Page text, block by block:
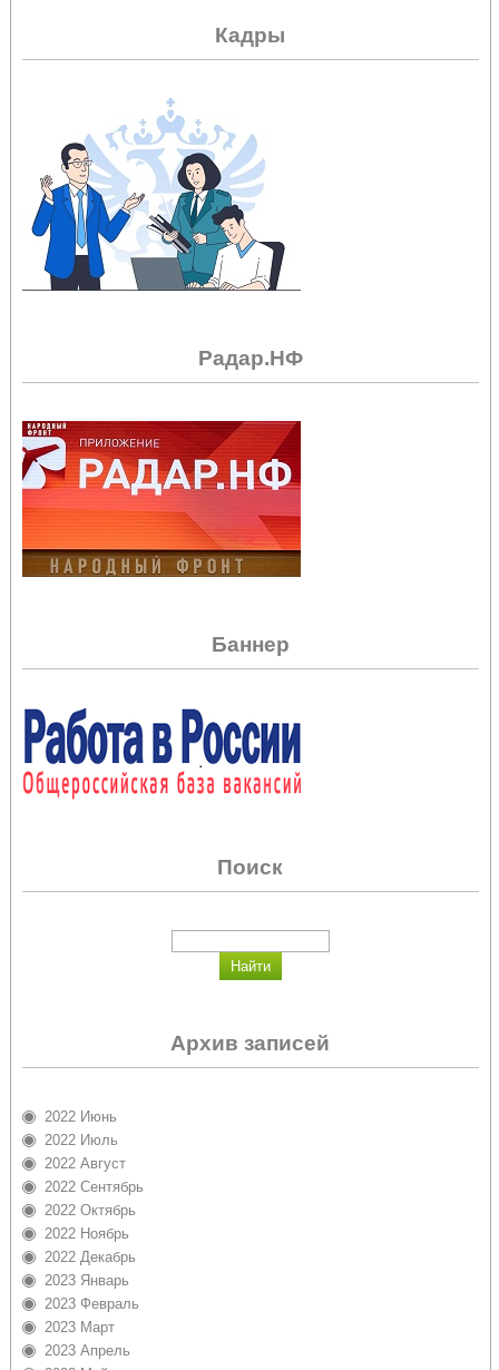
Кадры
Радар.НФ
Баннер
Поиск
Архив записей
2022 Июнь
2022 Июль
2022 Август
2022 Сентябрь
2022 Октябрь
2022 Ноябрь
2022 Декабрь
2023 Январь
2023 Февраль
2023 Март
2023 Апрель